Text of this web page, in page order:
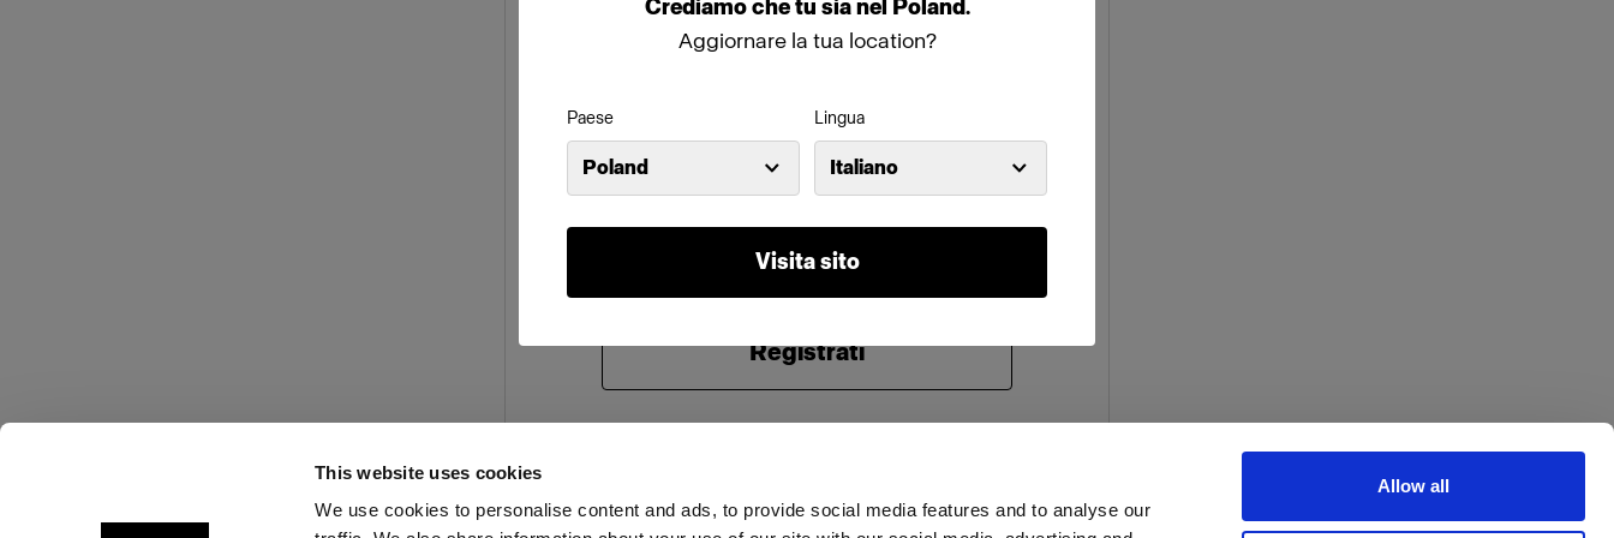
This website uses cookies
We use cookies to personalise content and ads, to provide social media features and to analyse our
Allow all
Crediamochetu sianel Poland.
Aggiornare la tua location?
Paese
Poland
Lingua
Italiano
Visita sito
Password
Hai dimenticato la password?
Accedi
Registrati